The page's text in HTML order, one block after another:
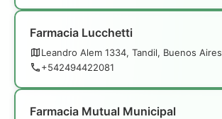
Farmacia Lucchetti
Leandro Alem 1334, Tandil, Buenos Aires
+542494422081
Farmacia Mutual Municipal